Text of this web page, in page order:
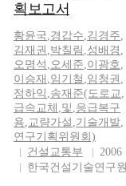
획보고서
황윤국,경갑수,김경주,
김재권 ,박칠림 ,성배경 ,
오명석 ,오세준,이광호,
이승재 ,임기철 ,임청권 ,
정하익 ,송재준(도로교,
급속교체 ,및 ,응급복구
용,교량가설 ,기술개발,
연구기획위원회)
건설교통부
2006
한국건설기술연구